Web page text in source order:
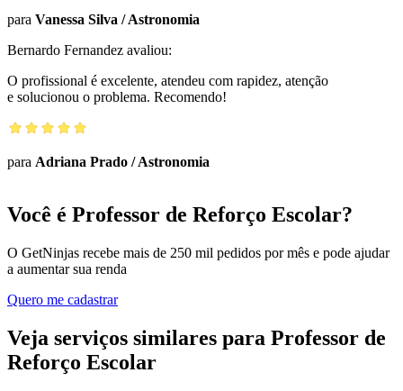
para Vanessa Silva /Astronomia
Bernardo Fernandez avaliou:
O profissional é excelente, atendeu com rapidez, atenção
e solucionou o problema. Recomendo!
para Adriana Prado /Astronomia
Você é Professor de Reforço Escolar?
O GetNinjas recebe mais de 250 mil pedidos por mês e pode ajudar
a aumentar sua renda
Quero me cadastrar
Veja serviços similares para Professor de
Reforço Escolar